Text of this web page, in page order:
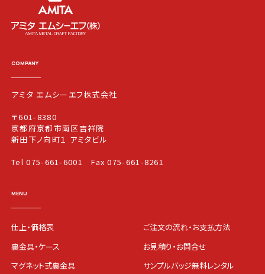
COMPANY
アミタ エムシーエフ株式会社
〒601-8380
京都府京都市南区吉祥院
新田下ノ向町１ アミタビル
Tel 075-661-6001Fax 075-661-8261
MENU
仕上・価格表
裏金具・ケース
マグネット式裏金具
ご注文の流れ・お支払方法
お見積り・お問合せ
サンプルバッジ無料レンタル